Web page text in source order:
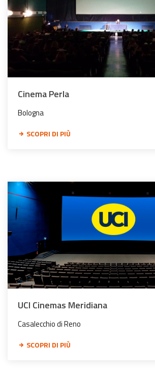
Cinema Perla
Bologna
SCOPRI DI PIÙ
UCI Cinemas Meridiana
Casalecchio di Reno
SCOPRI DI PIÙ